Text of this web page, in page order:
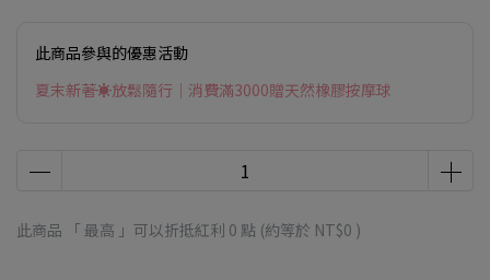
此商品參與的優惠活動
夏末新著☀放鬆隨行｜消費滿3000贈天然橡膠按摩球
此商品 「 最高 」可以折抵紅利 0 點 (約等於 NT$0 )